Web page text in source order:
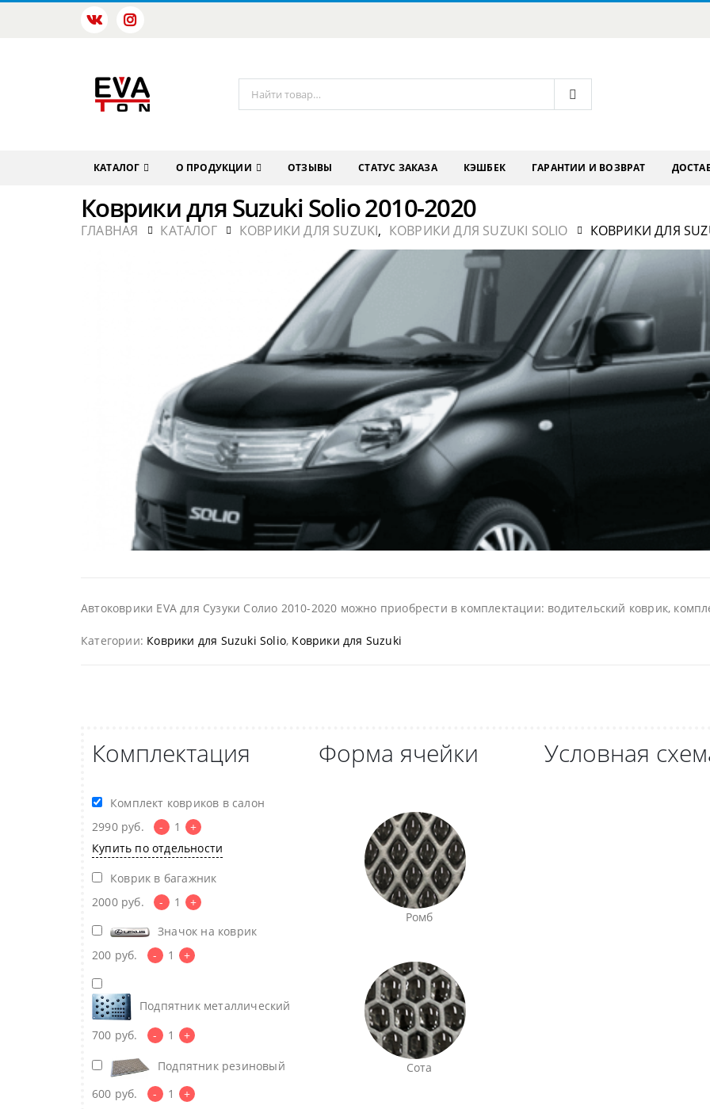
КАТАЛОГ О ПРОДУКЦИИ ОТЗЫВЫ СТАТУС ЗАКАЗА КЭШБЕК ГАРАНТИИ И ВОЗВРАТ
Коврики для Suzuki Solio 2010-2020
ГЛАВНАЯ КАТАЛОГ КОВРИКИ ДЛЯ SUZUKI, КОВРИКИ ДЛЯ SUZUKI SOLIO КОВРИКИ ДЛЯ
Автоковрики EVA для Сузуки Солио 2010-2020 можно приобрести в комплектации: водительский коврик,
Категории: Коврики для Suzuki Solio, Коврики для Suzuki
Комплектация
Комплект ковриков в салон
2990 руб. - 1
+
Купить по отдельности
Коврик в багажник
2000 руб. - 1
+
Значок на коврик
200 руб. - 1 +
Подпятник металлический
700 руб. - 1 +
Подпятник резиновый
600 руб. - 1 +
Форма ячейки
Ромб
Сота
Условная